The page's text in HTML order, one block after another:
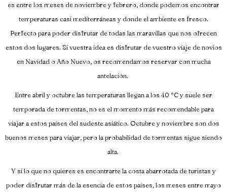
es entre los meses de noviembre y febrero, donde podemos encontrar
temperaturas casi mediterráneas y donde el ambiente es fresco.
Perfecto para poder disfrutar de todas las maravillas que nos ofrecen
estos dos lugares. Si vuestra idea es disfrutar de vuestro viaje de novios
en Navidad o Año Nuevo, os recomendamos reservar con mucha
antelación.
Entre abril y octubre las temperaturas llegan a los 40 °C y suele ser
temporada de tormentas, no es el momento más recomendable para
viajar a estos países del sudeste asiático. Octubre y noviembre son dos
buenos meses para viajar, pero la probabilidad de tormentas sigue siendo
alta.
Y si lo que no quieres es encontrarte la costa abarrotada de turistas y
poder disfrutar más de la esencia de estos países, los meses entre mayo